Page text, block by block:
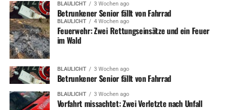
BLAULICHT 3 Wochen ago
Betrunkener Senior fällt von Fahrrad
BLAULICHT 4 Wochen ago
Feuerwehr: Zwei Rettungseinsätze und ein Feuer
im Wald
BLAULICHT 3 Wochen ago
Betrunkener Senior fällt von Fahrrad
BLAULICHT 3 Wochen ago
Vorfahrt missachtet: Zwei Verletzte nach Unfall